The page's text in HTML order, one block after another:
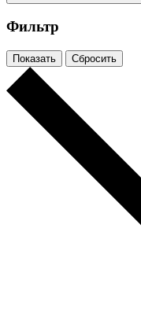
Фильтр
Показать Сбросить